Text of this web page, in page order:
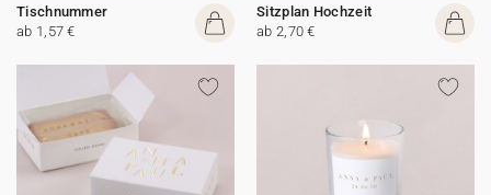
Tischnummer
ab 1,57 €
Sitzplan Hochzeit
ab 2,70 €